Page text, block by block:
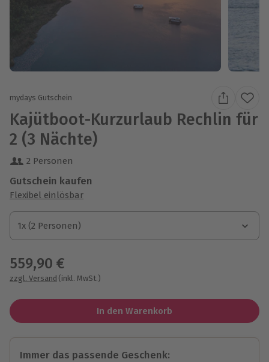
mydays Gutschein
Kajütboot-Kurzurlaub Rechlin für
2 (3 Nächte)
2 Personen
Gutschein kaufen
Flexibel einlösbar
1x (2 Personen)
1x (2 Personen)
1x (2 Personen)
559,90 €
zzgl. Versand (inkl. MwSt.)
In den Warenkorb
Immer das passende Geschenk: